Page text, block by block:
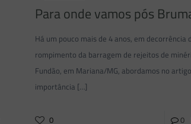
Para onde vamos pós
Há um pouco mais de 4 anos, em decorrência
rompimento da barragem de rejeitos de
Fundão, em Mariana/MG, abordamos no artigo
importância […]
0 0